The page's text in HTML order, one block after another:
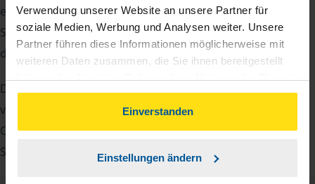
Verwendung unserer Website an unsere Partner für
soziale Medien, Werbung und Analysen weiter. Unsere
Partner führen diese Informationen möglicherweise mit
weiteren Daten zusammen, die Sie ihnen bereitgestellt
haben oder die sie im Rahmen Ihrer Nutzung der Dienste
gesammelt haben. Indem Sie auf Einverstanden klicken,
können Sie der Verwendung von Cookies, gemäß
unserer➔ Datenschutzrichtliniezustimmen.
Einverstanden
Einstellungen ändern
elektronische Lohnsteuerbescheinigung, Ihre
Steueridentifikationsnummer, der Rentenbescheid oder
die Bescheinigung über das Kindergeld.
Damit Sie sich gut vorbereiten können und keinen der
vielen Nachweise vergessen, stellen wir Ihnen hier eine
Checkliste für Arbeitnehmer, Beamte, Auszubildende und
Studenten sowie Rentner zur Verfügung.